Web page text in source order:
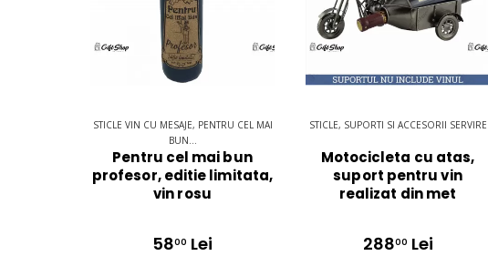
STICLE VIN CU MESAJE, PENTRU CEL MAI
BUN...
Pentru cel mai bun
profesor, editie limitata,
vin rosu
5800 Lei
STICLE, SUPORTI SI ACCESORII SERVIRE
Motocicleta cu atas,
suport pentru vin
realizat din met
28800 Lei